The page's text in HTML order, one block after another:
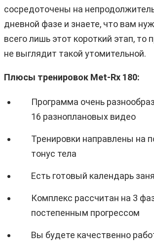
сосредоточены на
дневной фазе и знаете, что вам
всего лишь этот короткий этап, то
не выглядит такой утомительной.
Плюсы тренировок Met-Rx 180:
Программа очень
16 разноплановых видео
Тренировки направлены на
тонус тела
Есть готовый календарь
Комплекс рассчитан на 3
постепенным прогрессом
Вы будете качественно